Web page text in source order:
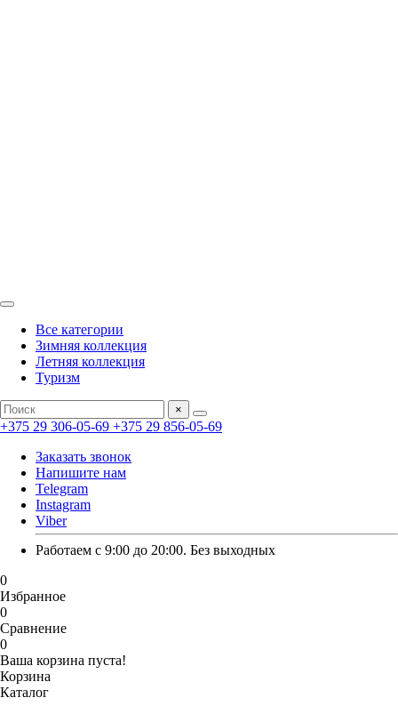
Все категории
Зимняя коллекция
Летняя коллекция
Туризм
×
+375 29 306-05-69 +375 29 856-05-69
Заказать звонок
Напишите нам
Telegram
Instagram
Viber
Работаем с 9:00 до 20:00. Без выходных
0
Избранное
0
Сравнение
0
Ваша корзина пуста!
Корзина
Каталог